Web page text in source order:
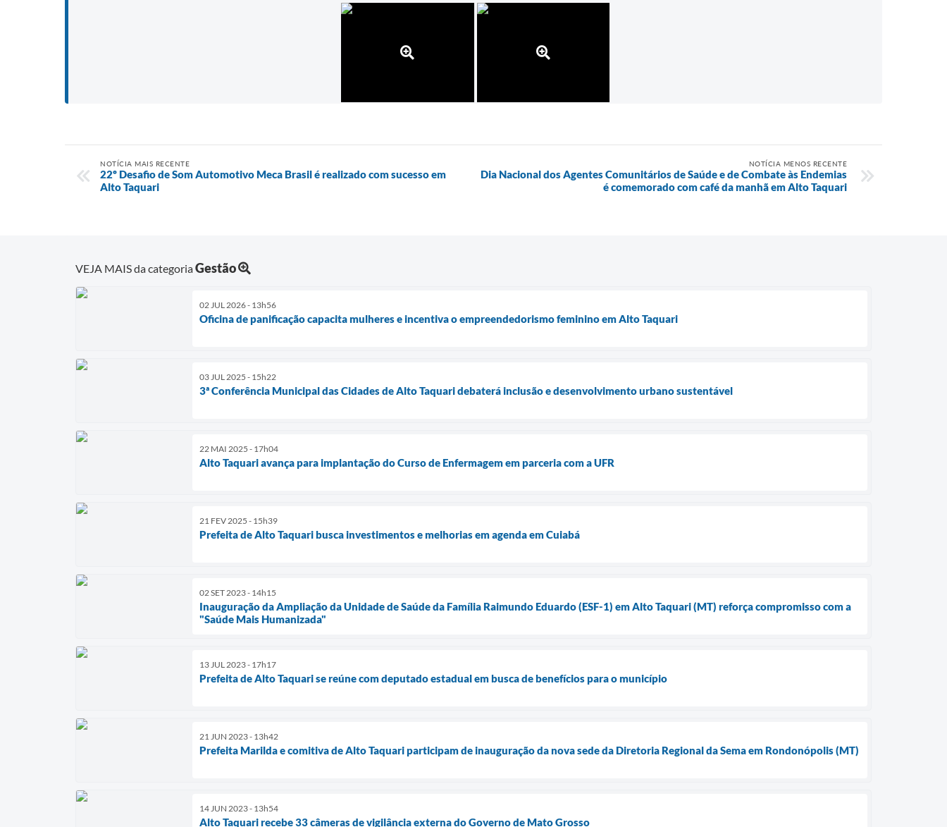
NOTÍCIA MAIS RECENTE
22º Desafio de Som Automotivo Meca Brasil é realizado com sucesso em
Alto Taquari
NOTÍCIA MENOS RECENTE
Dia Nacional dos Agentes Comunitários de Saúde e de Combate às Endemias
é comemorado com café da manhã em Alto Taquari
VEJA MAIS da categoriaGestão
02 JUL 2026 - 13h56
Oficina de panificação capacita mulheres e incentiva o empreendedorismo feminino em Alto Taquari
03 JUL 2025 - 15h22
3ª Conferência Municipal das Cidades de Alto Taquari debaterá inclusão e desenvolvimento urbano sustentável
22 MAI 2025 - 17h04
Alto Taquari avança para implantação do Curso de Enfermagem em parceria com a UFR
21 FEV 2025 - 15h39
Prefeita de Alto Taquari busca investimentos e melhorias em agenda em Cuiabá
02 SET 2023 - 14h15
Inauguração da Ampliação da Unidade de Saúde da Família Raimundo Eduardo (ESF-1) em Alto Taquari (MT) reforça compromisso com a
"Saúde Mais Humanizada"
13 JUL 2023 - 17h17
Prefeita de Alto Taquari se reúne com deputado estadual em busca de benefícios para o município
21 JUN 2023 - 13h42
Prefeita Marilda e comitiva de Alto Taquari participam de inauguração da nova sede da Diretoria Regional da Sema em Rondonópolis (MT)
14 JUN 2023 - 13h54
Alto Taquari recebe 33 câmeras de vigilância externa do Governo de Mato Grosso